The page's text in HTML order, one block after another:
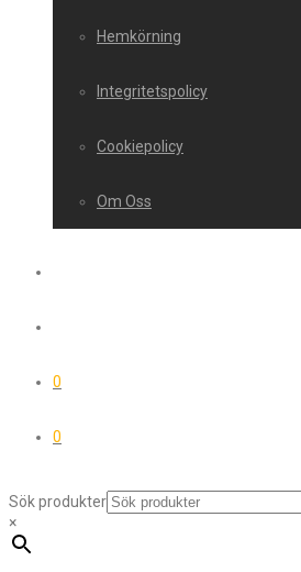
Hemkörning
Integritetspolicy
Cookiepolicy
Om Oss
0
0
Sök produkter
×